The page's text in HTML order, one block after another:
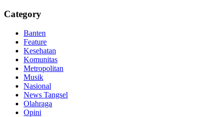
Category
Banten
Feature
Kesehatan
Komunitas
Metropolitan
Musik
Nasional
News Tangsel
Olahraga
Opini